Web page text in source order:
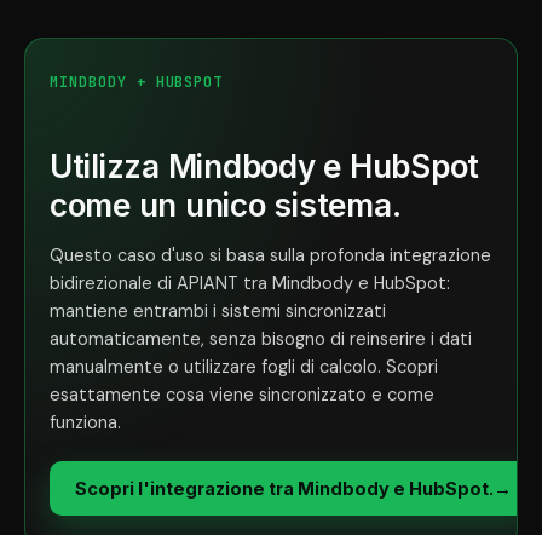
MINDBODY + HUBSPOT
Utilizza Mindbody e HubSpot
come un unico sistema.
Questo caso d'uso si basa sulla profonda integrazione
bidirezionale di APIANT tra Mindbody e HubSpot:
mantiene entrambi i sistemi sincronizzati
automaticamente, senza bisogno di reinserire i dati
manualmente o utilizzare fogli di calcolo. Scopri
esattamente cosa viene sincronizzato e come
funziona.
Scopri l'integrazione tra Mindbody e HubSpot. →